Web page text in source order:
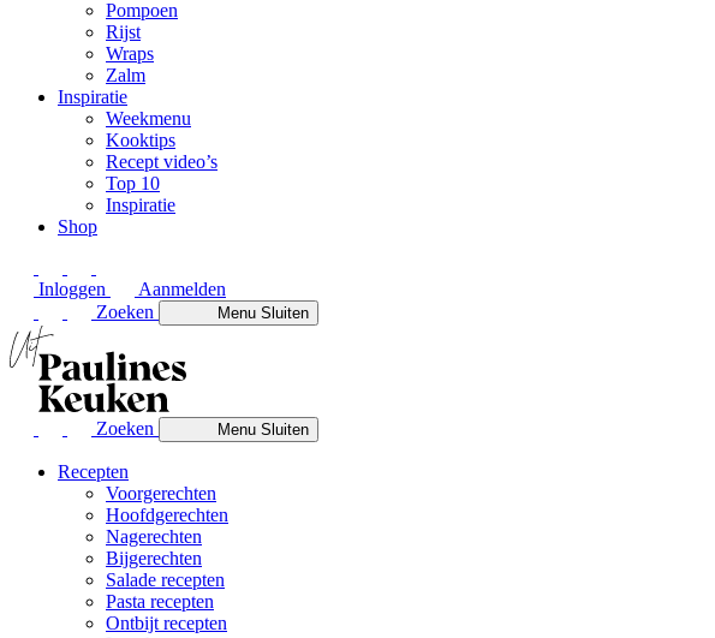
Pompoen
Rijst
Wraps
Zalm
Inspiratie
Weekmenu
Kooktips
Recept video’s
Top 10
Inspiratie
Shop
Inloggen
Aanmelden
Zoeken
MenuSluiten
Zoeken MenuSluiten
Recepten
Voorgerechten
Hoofdgerechten
Nagerechten
Bijgerechten
Salade recepten
Pasta recepten
Ontbijt recepten